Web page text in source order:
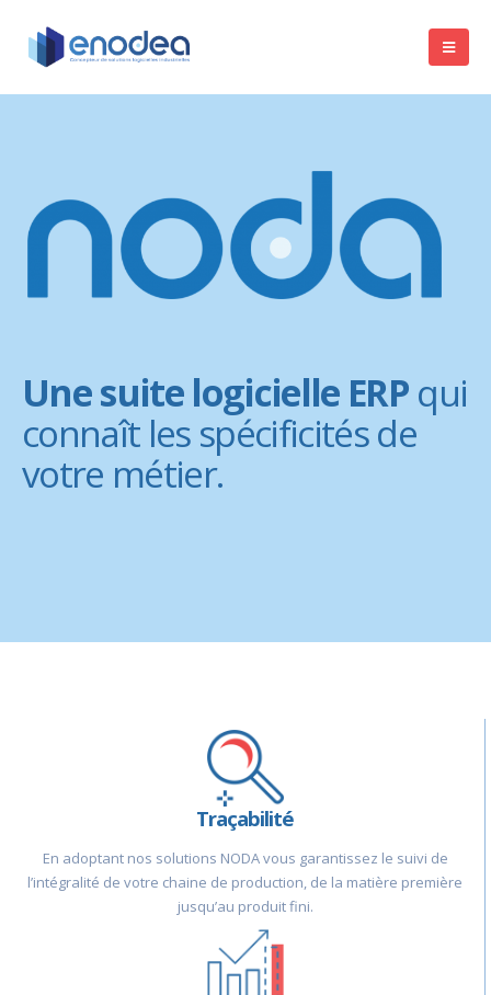
Une suite logicielle ERPqui
connaît les spécificités de
votre métier.
Traçabilité
En adoptant nos solutions NODA vous garantissez le suivi de
l’intégralité de votre chaine de production, de la matière première
jusqu’au produit fini.